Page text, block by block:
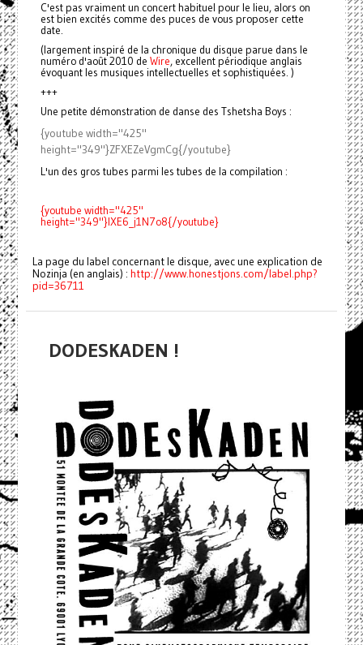
C'est pas vraiment un concert habituel pour le lieu, alors on
est bien excités comme des puces de vous proposer cette
date.
(largement inspiré de la chronique du disque parue dans le
numéro d'août 2010 de Wire, excellent périodique anglais
évoquant les musiques intellectuelles et sophistiquées. )
+++
Une petite démonstration de danse des Tshetsha Boys :
{youtube width="425"
height="349"}ZFXEZeVgmCg{/youtube}
L'un des gros tubes parmi les tubes de la compilation :
{youtube width="425"
height="349"}IXE6_j1N7o8{/youtube}
La page du label concernant le disque, avec une explication de
Nozinja (en anglais) : http://www.honestjons.com/label.php?
pid=36711
DODESKADEN !